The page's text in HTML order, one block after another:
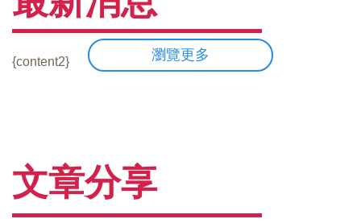
{content2} 瀏覽更多
文章分享